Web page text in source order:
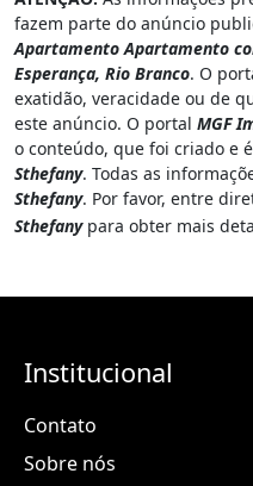
fazem parte do anúncio
Apartamento Apartamento
Esperança, Rio Branco. O
exatidão, veracidade ou de
este anúncio. O portal MGF
o conteúdo, que foi criado e
Sthefany. Todas as
Sthefany. Por favor, entre
Sthefanypara obter mais
Institucional
Contato
Sobre nós